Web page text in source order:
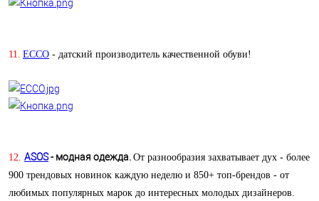
11. ECCO - датский производитель качественной обуви!
12. ASOS- модная одежда. От разнообразия захватывает дух - более
900 трендовых новинок каждую неделю и 850+ топ-брендов - от
любимых популярных марок до интересных молодых дизайнеров.